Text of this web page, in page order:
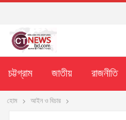
চট্টগ্রাম জাতীয় রাজনীতি
হোম আইন ও বিচার